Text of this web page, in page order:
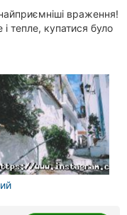
враження!
тепле, купатися було